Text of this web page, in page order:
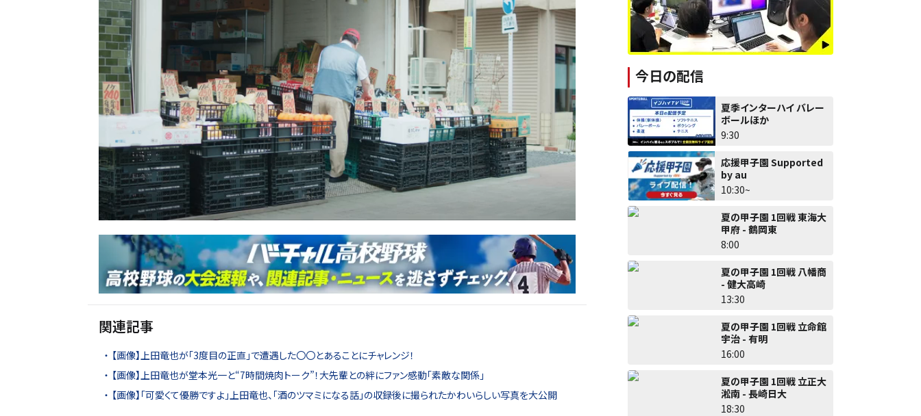
関連記事
【画像】上田竜也が「3度目の正直」で遭遇した〇〇とあることにチャレンジ！
【画像】上田竜也が堂本光一と“7時間焼肉トーク”！大先輩との絆にファン感動「素敵な関係」
【画像】「可愛くて優勝ですよ」上田竜也、「酒のツマミになる話」の収録後に撮られたかわいらしい写真を大公開
今日の配信
夏季インターハイ バレー
ボールほか
9:30
応援甲子園 Supported
by au
10:30~
夏の甲子園 1回戦 東海大
甲府 - 鶴岡東
8:00
夏の甲子園 1回戦 八幡商
- 健大高崎
13:30
夏の甲子園 1回戦 立命館
宇治 - 有明
16:00
夏の甲子園 1回戦 立正大
淞南 - 長崎日大
18:30